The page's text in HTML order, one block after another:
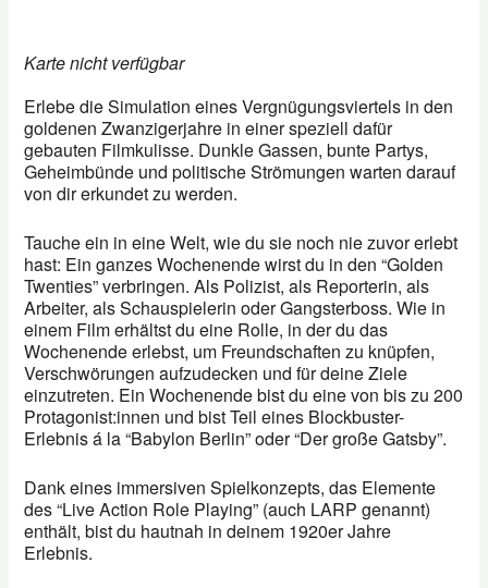
Karte nicht verfügbar
Erlebe die Simulation eines Vergnügungsviertels in den
goldenen Zwanzigerjahre in einer speziell dafür
gebauten Filmkulisse. Dunkle Gassen, bunte Partys,
Geheimbünde und politische Strömungen warten darauf
von dir erkundet zu werden.
Tauche ein in eine Welt, wie du sie noch nie zuvor erlebt
hast: Ein ganzes Wochenende wirst du in den “Golden
Twenties” verbringen. Als Polizist, als Reporterin, als
Arbeiter, als Schauspielerin oder Gangsterboss. Wie in
einem Film erhältst du eine Rolle, in der du das
Wochenende erlebst, um Freundschaften zu knüpfen,
Verschwörungen aufzudecken und für deine Ziele
einzutreten. Ein Wochenende bist du eine von bis zu 200
Protagonist:innen und bist Teil eines Blockbuster-
Erlebnis á la “Babylon Berlin” oder “Der große Gatsby”.
Dank eines immersiven Spielkonzepts, das Elemente
des “Live Action Role Playing” (auch LARP genannt)
enthält, bist du hautnah in deinem 1920er Jahre
Erlebnis.